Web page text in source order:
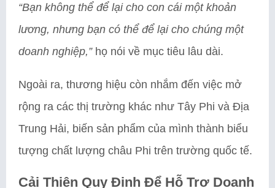
“Bạn không thể để lại cho con cái một khoản
lương, nhưng bạn có thể để lại cho chúng một
doanh nghiệp,”họ nói về mục tiêu lâu dài.
Ngoài ra, thương hiệu còn nhắm đến việc mở
rộng ra các thị trường khác như Tây Phi và Địa
Trung Hải, biến sản phẩm của mình thành biểu
tượng chất lượng châu Phi trên trường quốc tế.
Cải Thiện Quy Định Để Hỗ Trợ Doanh